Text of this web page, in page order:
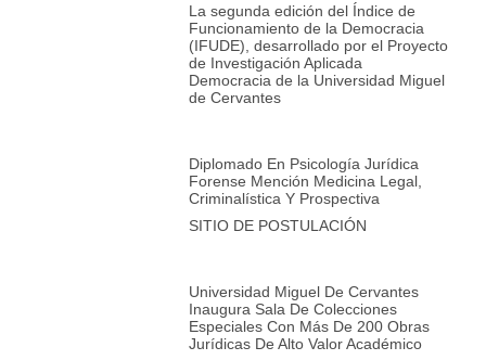
La segunda edición del Índice de
Funcionamiento de la Democracia
(IFUDE), desarrollado por el Proyecto
de Investigación Aplicada
Democracia de la Universidad Miguel
de Cervantes
Diplomado En Psicología Jurídica
Forense Mención Medicina Legal,
Criminalística Y Prospectiva
SITIO DE POSTULACIÓN
Universidad Miguel De Cervantes
Inaugura Sala De Colecciones
Especiales Con Más De 200 Obras
Jurídicas De Alto Valor Académico